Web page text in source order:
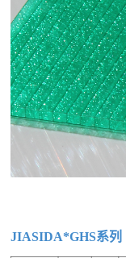
JIASIDA*GHS系列